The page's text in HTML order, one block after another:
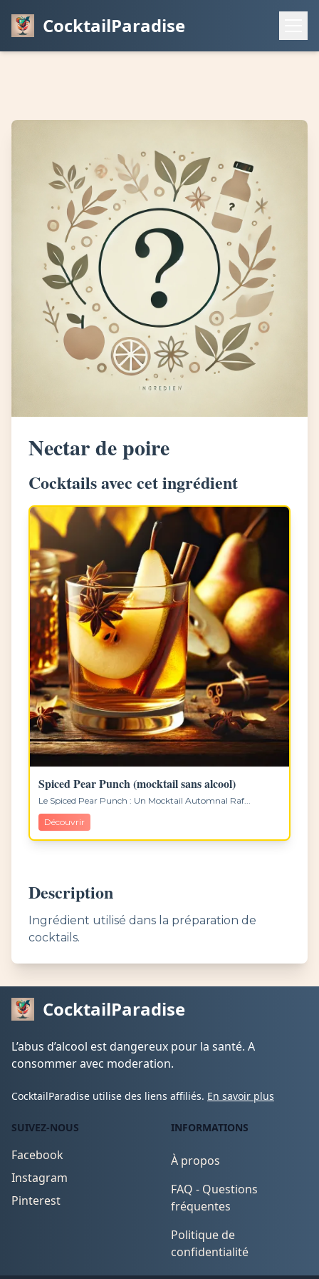
CocktailParadise
Nectar de poire
Cocktails avec cet ingrédient
Spiced Pear Punch (mocktail sans alcool)
Le Spiced Pear Punch : Un Mocktail Automnal Raf...
Découvrir
Description
Ingrédient utilisé dans la préparation de
cocktails.
CocktailParadise
L’abus d’alcool est dangereux pour la santé. A
consommer avec moderation.
CocktailParadise utilise des liens affiliés. En savoir plus
SUIVEZ-NOUS
Facebook
Instagram
Pinterest
INFORMATIONS
À propos
FAQ - Questions
fréquentes
Politique de
confidentialité